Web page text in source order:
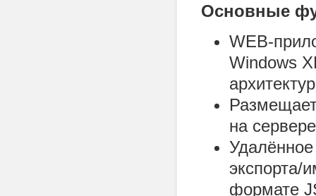
Основные
WEB-
Windows
на
экспорта/
формате